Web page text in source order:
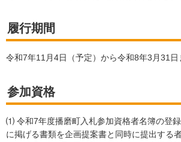
履行期間
令和7年11月4日（予定）から令和8年3月31日
参加資格
⑴ 令和7年度播磨町入札参加資格者名簿の登
に掲げる書類を企画提案書と同時に提出する